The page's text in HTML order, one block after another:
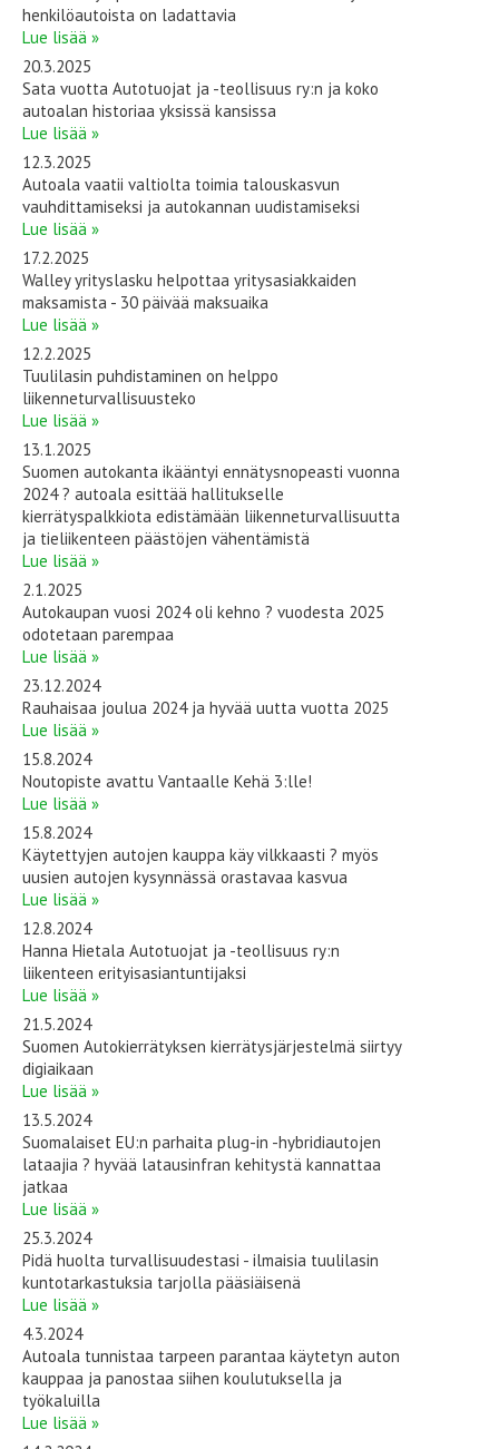
henkilöautoista on ladattavia
Lue lisää »
20.3.2025
Sata vuotta Autotuojat ja -teollisuus ry:n ja koko
autoalan historiaa yksissä kansissa
Lue lisää »
12.3.2025
Autoala vaatii valtiolta toimia talouskasvun
vauhdittamiseksi ja autokannan uudistamiseksi
Lue lisää »
17.2.2025
Walley yrityslasku helpottaa yritysasiakkaiden
maksamista - 30 päivää maksuaika
Lue lisää »
12.2.2025
Tuulilasin puhdistaminen on helppo
liikenneturvallisuusteko
Lue lisää »
13.1.2025
Suomen autokanta ikääntyi ennätysnopeasti vuonna
2024 ? autoala esittää hallitukselle
kierrätyspalkkiota edistämään liikenneturvallisuutta
ja tieliikenteen päästöjen vähentämistä
Lue lisää »
2.1.2025
Autokaupan vuosi 2024 oli kehno ? vuodesta 2025
odotetaan parempaa
Lue lisää »
23.12.2024
Rauhaisaa joulua 2024 ja hyvää uutta vuotta 2025
Lue lisää »
15.8.2024
Noutopiste avattu Vantaalle Kehä 3:lle!
Lue lisää »
15.8.2024
Käytettyjen autojen kauppa käy vilkkaasti ? myös
uusien autojen kysynnässä orastavaa kasvua
Lue lisää »
12.8.2024
Hanna Hietala Autotuojat ja -teollisuus ry:n
liikenteen erityisasiantuntijaksi
Lue lisää »
21.5.2024
Suomen Autokierrätyksen kierrätysjärjestelmä siirtyy
digiaikaan
Lue lisää »
13.5.2024
Suomalaiset EU:n parhaita plug-in -hybridiautojen
lataajia ? hyvää latausinfran kehitystä kannattaa
jatkaa
Lue lisää »
25.3.2024
Pidä huolta turvallisuudestasi - ilmaisia tuulilasin
kuntotarkastuksia tarjolla pääsiäisenä
Lue lisää »
4.3.2024
Autoala tunnistaa tarpeen parantaa käytetyn auton
kauppaa ja panostaa siihen koulutuksella ja
työkaluilla
Lue lisää »